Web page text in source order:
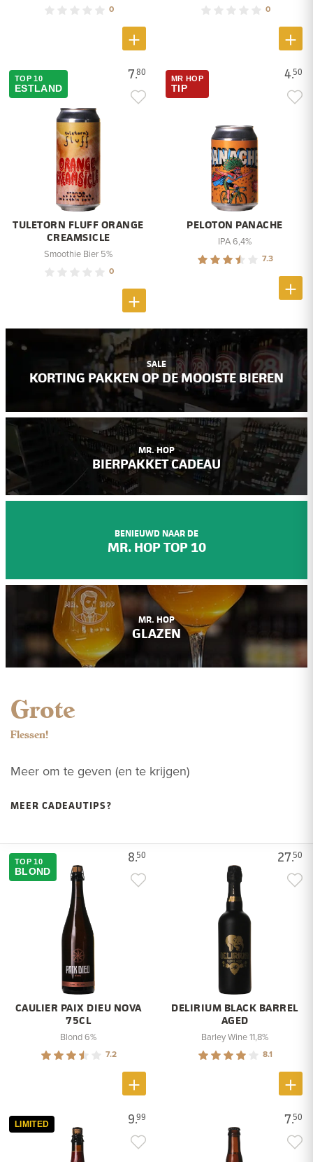
0 0
7.80
TOP 10
ESTLAND
TULETORN FLUFF ORANGE
CREAMSICLE
Smoothie Bier 5%
0
4.50
MR HOP
TIP
PELOTON PANACHE
IPA 6,4%
7.3
SALE
KORTING PAKKEN OP DE MOOISTE BIEREN
MR. HOP
BIERPAKKET CADEAU
BENIEUWD NAAR DE
MR. HOP TOP 10
MR. HOP
GLAZEN
Grote
Flessen!
Meer om te geven (en te krijgen)
MEER CADEAUTIPS?
8.50
TOP 10
BLOND
CAULIER PAIX DIEU NOVA
75CL
Blond 6%
7.2
27.50
DELIRIUM BLACK BARREL
AGED
Barley Wine 11,8%
8.1
9.99
LIMITED 7.50